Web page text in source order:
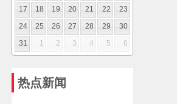
17
18 19 20 21 22
23
24
25 26 27 28 29
30
31
1 2 3 4 5 6
热点新闻